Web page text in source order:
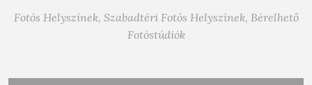
Fotós Helyszínek, Szabadtéri Fotós Helyszínek, Bérelhető
Fotóstúdiók